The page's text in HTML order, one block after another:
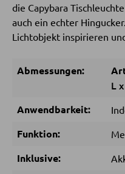
SCHLAFEN
Nachttische
Doppelbetten
Komplette
die Capybara
auch ein echter
Lichtobjekt inspirieren
Abmessungen:
Lx
Anwendbarkeit:
Funktion:
Inklusive: